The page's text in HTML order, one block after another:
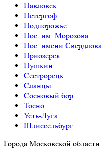
Павловск
Петергоф
Подпорожье
Пос. им. Морозова
Пос. имени Свердлова
Приозёрск
Пушкин
Сестрорецк
Сланцы
Сосновый бор
Тосно
Усть-Луга
Шлиссельбург
Города Московской области